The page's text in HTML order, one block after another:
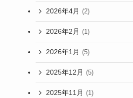
2026年4月 (2)
2026年2月 (1)
2026年1月 (5)
2025年12月 (5)
2025年11月 (1)